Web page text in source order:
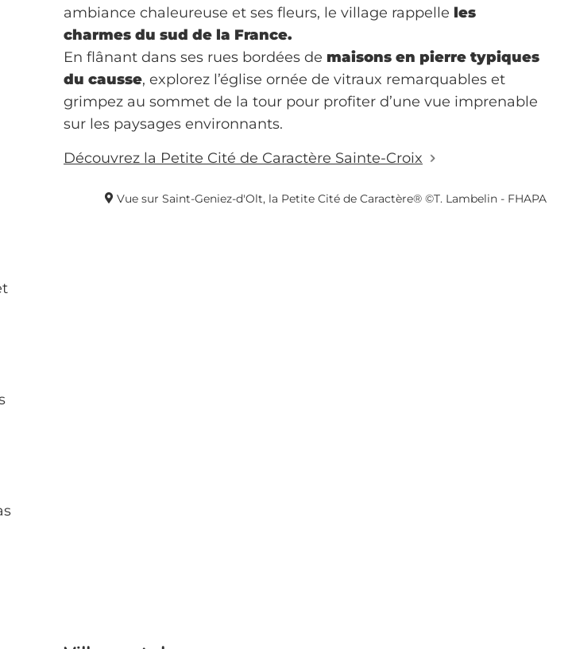
ambiance chaleureuse et ses fleurs, le village rappelle les
charmes du sud de la France.
En flânant dans ses rues bordées de maisons en pierre typiques
du causse, explorez l’église ornée de vitraux remarquables et
grimpez au sommet de la tour pour profiter d’une vue imprenable
sur les paysages environnants.
Découvrez la Petite Cité de Caractère Sainte-Croix
Vue sur Saint-Geniez-d'Olt, la Petite Cité de Caractère® ©T. Lambelin - FHAPA